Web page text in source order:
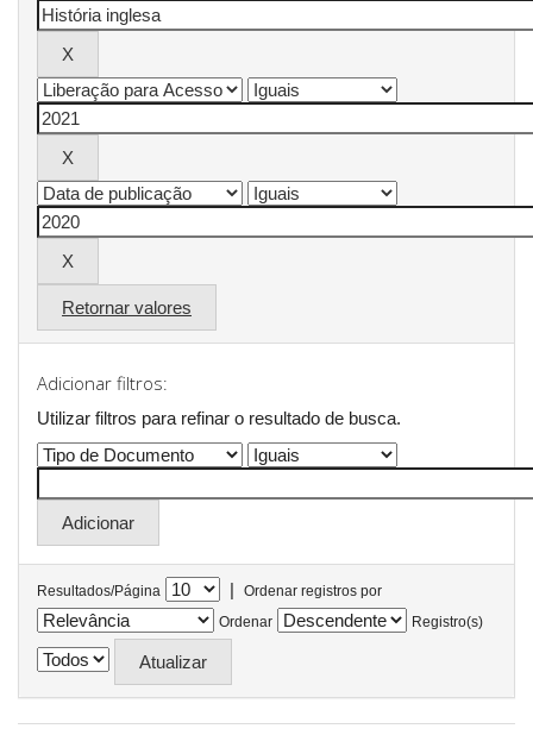
Retornar valores
Adicionar filtros:
Utilizar filtros para refinar o resultado de busca.
Resultados/Página |
Ordenar registros por
Ordenar
Registro(s)